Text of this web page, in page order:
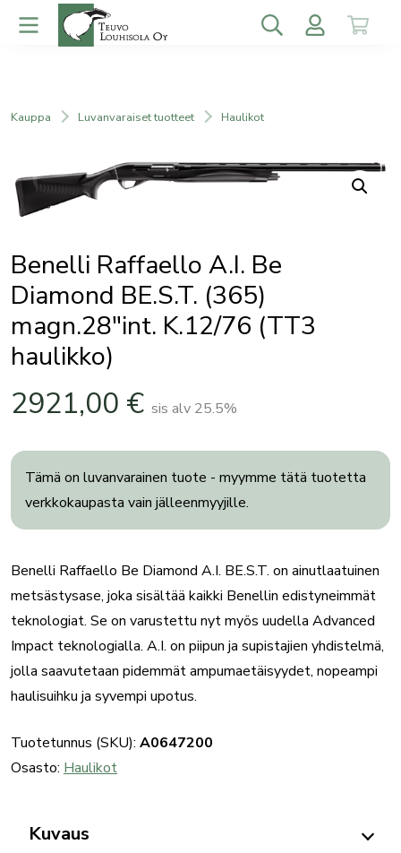
Kauppa Luvanvaraiset tuotteet Haulikot
Benelli Raffaello A.I. Be
Diamond BE.S.T. (365)
magn.28″int. K.12/76 (TT3
haulikko)
2921,00 € sis alv 25.5%
Tämä on luvanvarainen tuote - myymme tätä tuotetta
verkkokaupasta vain jälleenmyyjille.
Benelli Raffaello Be Diamond A.I. BE.S.T. on ainutlaatuinen
metsästysase, joka sisältää kaikki Benellin edistyneimmät
teknologiat. Se on varustettu nyt myös uudella Advanced
Impact teknologialla. A.I. on piipun ja supistajien yhdistelmä,
jolla saavutetaan pidemmät ampumaetäisyydet, nopeampi
haulisuihku ja syvempi upotus.
Tuotetunnus (SKU): A0647200
Osasto: Haulikot
Kuvaus